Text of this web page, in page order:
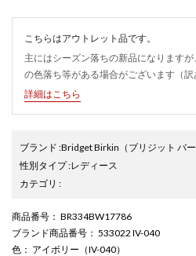
こちらはアウトレット品です。
主にはシーズン落ちの新品になります
の色落ち等がある場合がございます（訳
詳細はこちら
ブランド :Bridget Birkin （ブリジット バー
性別タイプ:レディース
カテゴリ :
商品番号 ： BR334BW17786
ブランド商品番号 ： 533022 IV-040
色 ： アイボリー（IV-040）